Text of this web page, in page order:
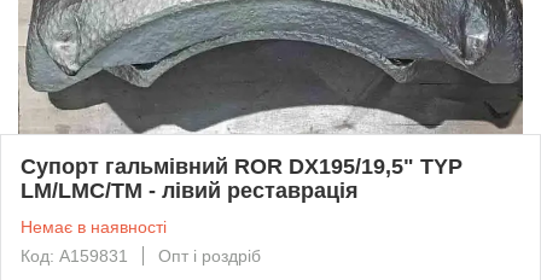
Супорт гальмівний ROR DX195/19,5" TYP
LM/LMC/TM - лівий реставрація
Немає в наявності
Код: A159831
Опт і роздріб